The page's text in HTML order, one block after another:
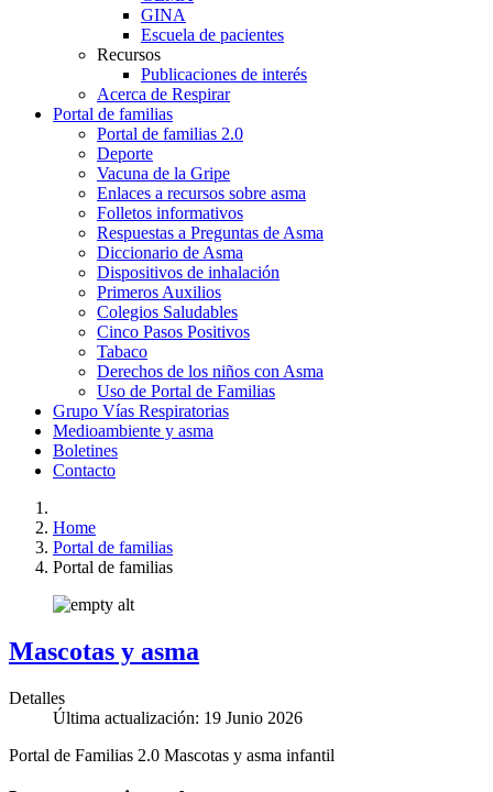
GINA
Escuela de pacientes
Recursos
Publicaciones de interés
Acerca de Respirar
Portal de familias
Portal de familias 2.0
Deporte
Vacuna de la Gripe
Enlaces a recursos sobre asma
Folletos informativos
Respuestas a Preguntas de Asma
Diccionario de Asma
Dispositivos de inhalación
Primeros Auxilios
Colegios Saludables
Cinco Pasos Positivos
Tabaco
Derechos de los niños con Asma
Uso de Portal de Familias
Grupo Vías Respiratorias
Medioambiente y asma
Boletines
Contacto
Home
Portal de familias
Portal de familias
Mascotas y asma
Detalles
Última actualización: 19 Junio 2026
Portal de Familias 2.0 Mascotas y asma infantil